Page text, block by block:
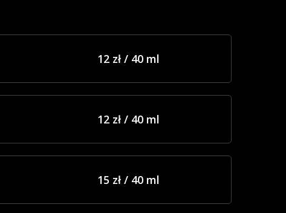
12 zł / 40 ml
12 zł / 40 ml
15 zł / 40 ml